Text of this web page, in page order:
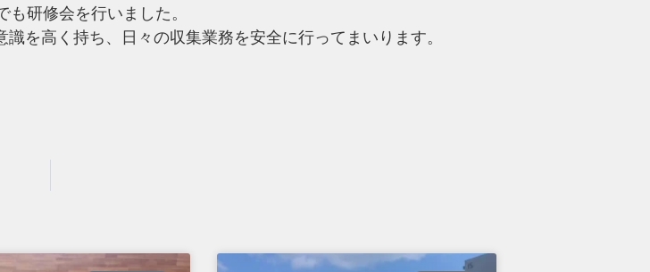
研修会を行いました。
を高く持ち、日々の収集業務を安全に行ってまいります。